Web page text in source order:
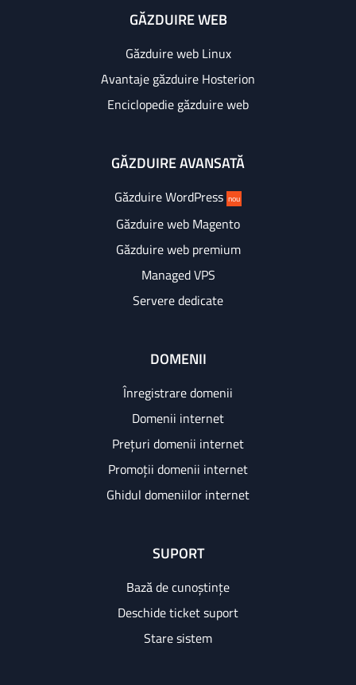
GĂZDUIRE WEB
Găzduire web Linux
Avantaje găzduire Hosterion
Enciclopedie găzduire web
GĂZDUIRE AVANSATĂ
Găzduire WordPress nou
Găzduire web Magento
Găzduire web premium
Managed VPS
Servere dedicate
DOMENII
Înregistrare domenii
Domenii internet
Prețuri domenii internet
Promoții domenii internet
Ghidul domeniilor internet
SUPORT
Bază de cunoștințe
Deschide ticket suport
Stare sistem